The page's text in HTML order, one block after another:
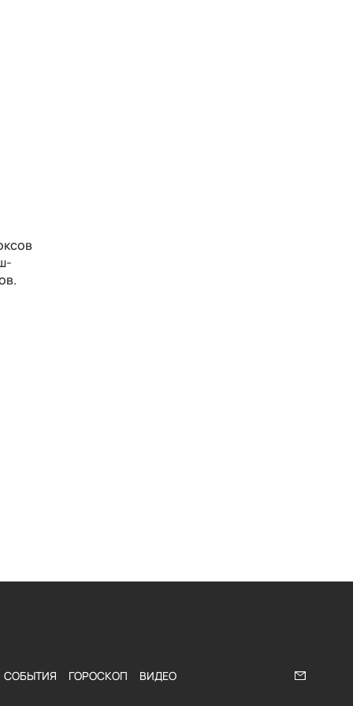
СОБЫТИЯ ГОРОСКОП ВИДЕО